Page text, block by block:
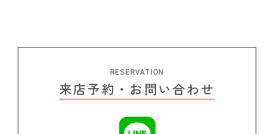
RESERVATION
来店予約・お問い合わせ